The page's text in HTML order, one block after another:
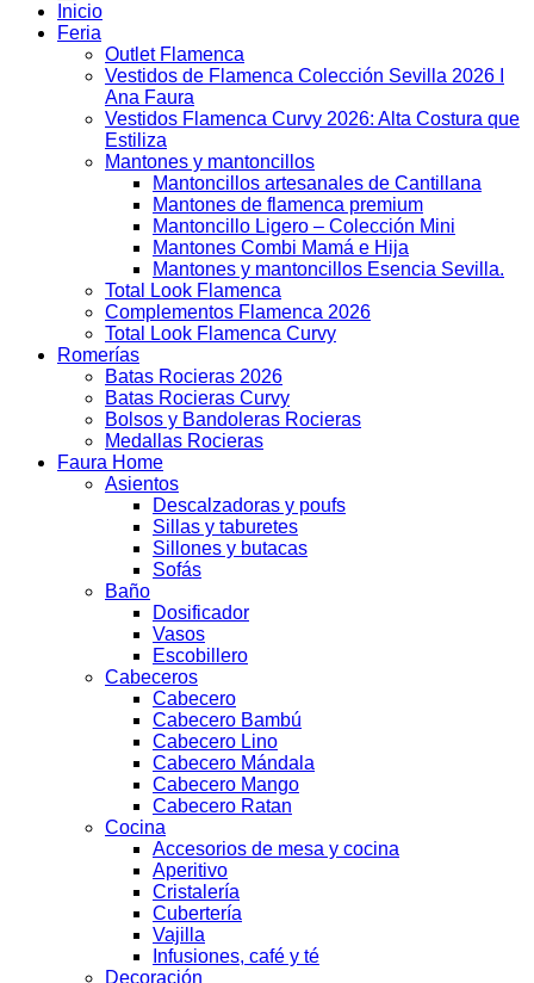
Inicio
Feria
Outlet Flamenca
Vestidos de Flamenca Colección Sevilla 2026 I
Ana Faura
Vestidos Flamenca Curvy 2026: Alta Costura que
Estiliza
Mantones y mantoncillos
Mantoncillos artesanales de Cantillana
Mantones de flamenca premium
Mantoncillo Ligero – Colección Mini
Mantones Combi Mamá e Hija
Mantones y mantoncillos Esencia Sevilla.
Total Look Flamenca
Complementos Flamenca 2026
Total Look Flamenca Curvy
Romerías
Batas Rocieras 2026
Batas Rocieras Curvy
Bolsos y Bandoleras Rocieras
Medallas Rocieras
Faura Home
Asientos
Descalzadoras y poufs
Sillas y taburetes
Sillones y butacas
Sofás
Baño
Dosificador
Vasos
Escobillero
Cabeceros
Cabecero
Cabecero Bambú
Cabecero Lino
Cabecero Mándala
Cabecero Mango
Cabecero Ratan
Cocina
Accesorios de mesa y cocina
Aperitivo
Cristalería
Cubertería
Vajilla
Infusiones, café y té
Decoración